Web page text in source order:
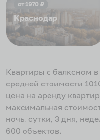
от 1970 ₽
Краснодар
Квартиры с балконом
средней стоимости
цена на аренду
максимальная
ночь, сутки, 3 дня,
600 объектов.